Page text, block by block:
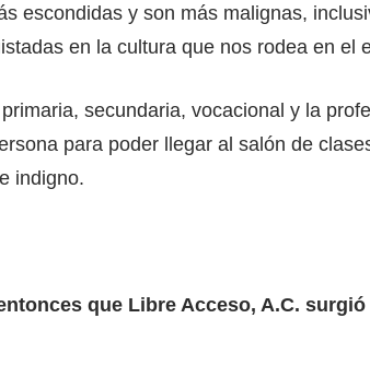
escondidas y son más malignas,
en la cultura que nos rodea en el
secundaria, vocacional y la
para poder llegar al salón de
indigno.
que Libre Acceso, A.C.